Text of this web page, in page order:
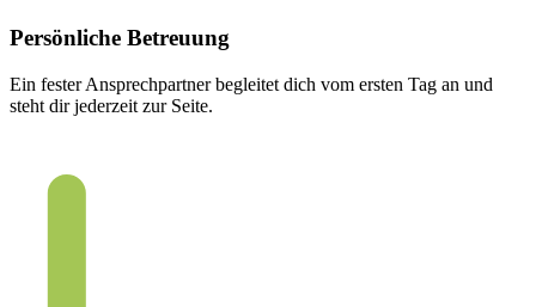
Persönliche Betreuung
Ein fester Ansprechpartner begleitet dich vom ersten Tag an und
steht dir jederzeit zur Seite.